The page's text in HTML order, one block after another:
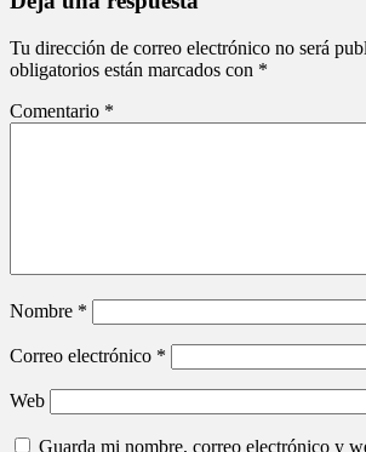
Tu dirección de correo electrónico no será
obligatorios están marcados con *
Comentario *
Nombre *
Correo electrónico *
Web
Guarda mi nombre, correo electrónico y